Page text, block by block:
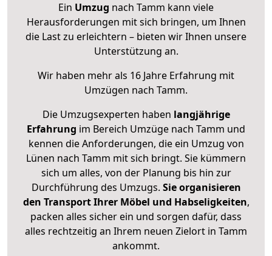
Ein Umzug nach Tamm kann viele
Herausforderungen mit sich bringen, um Ihnen
die Last zu erleichtern – bieten wir Ihnen unsere
Unterstützung an.
Wir haben mehr als 16 Jahre Erfahrung mit
Umzügen nach Tamm.
Die Umzugsexperten haben langjährige
Erfahrung im Bereich Umzüge nach Tamm und
kennen die Anforderungen, die ein Umzug von
Lünen nach Tamm mit sich bringt. Sie kümmern
sich um alles, von der Planung bis hin zur
Durchführung des Umzugs. Sie organisieren
den Transport Ihrer Möbel und Habseligkeiten,
packen alles sicher ein und sorgen dafür, dass
alles rechtzeitig an Ihrem neuen Zielort in Tamm
ankommt.